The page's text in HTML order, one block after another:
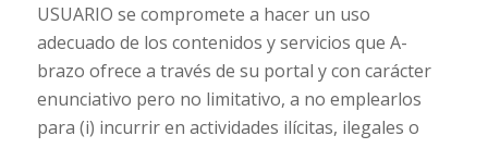
USUARIO se compromete a hacer un uso
adecuado de los contenidos y servicios que A-
brazo ofrece a través de su portal y con carácter
enunciativo pero no limitativo, a no emplearlos
para (i) incurrir en actividades ilícitas, ilegales o